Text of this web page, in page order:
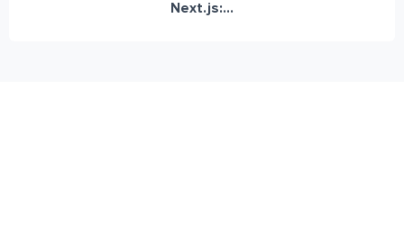
Next.js:...